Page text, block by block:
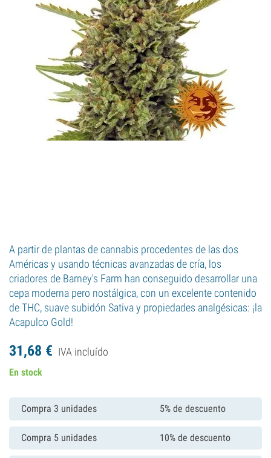
A partir de plantas de cannabis procedentes de las dos
Américas y usando técnicas avanzadas de cría, los
criadores de Barney's Farm han conseguido desarrollar una
cepa moderna pero nostálgica, con un excelente contenido
de THC, suave subidón Sativa y propiedades analgésicas: ¡la
Acapulco Gold!
31,68 € IVA incluído
En stock
Compra 3 unidades 5% de descuento
Compra 5 unidades 10% de descuento